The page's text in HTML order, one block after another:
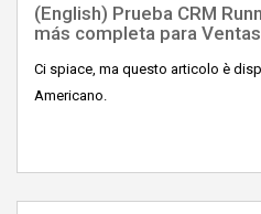
(English) Prueba CRM
más completa para Ventas
Ci spiace, ma questo articolo è
Americano.